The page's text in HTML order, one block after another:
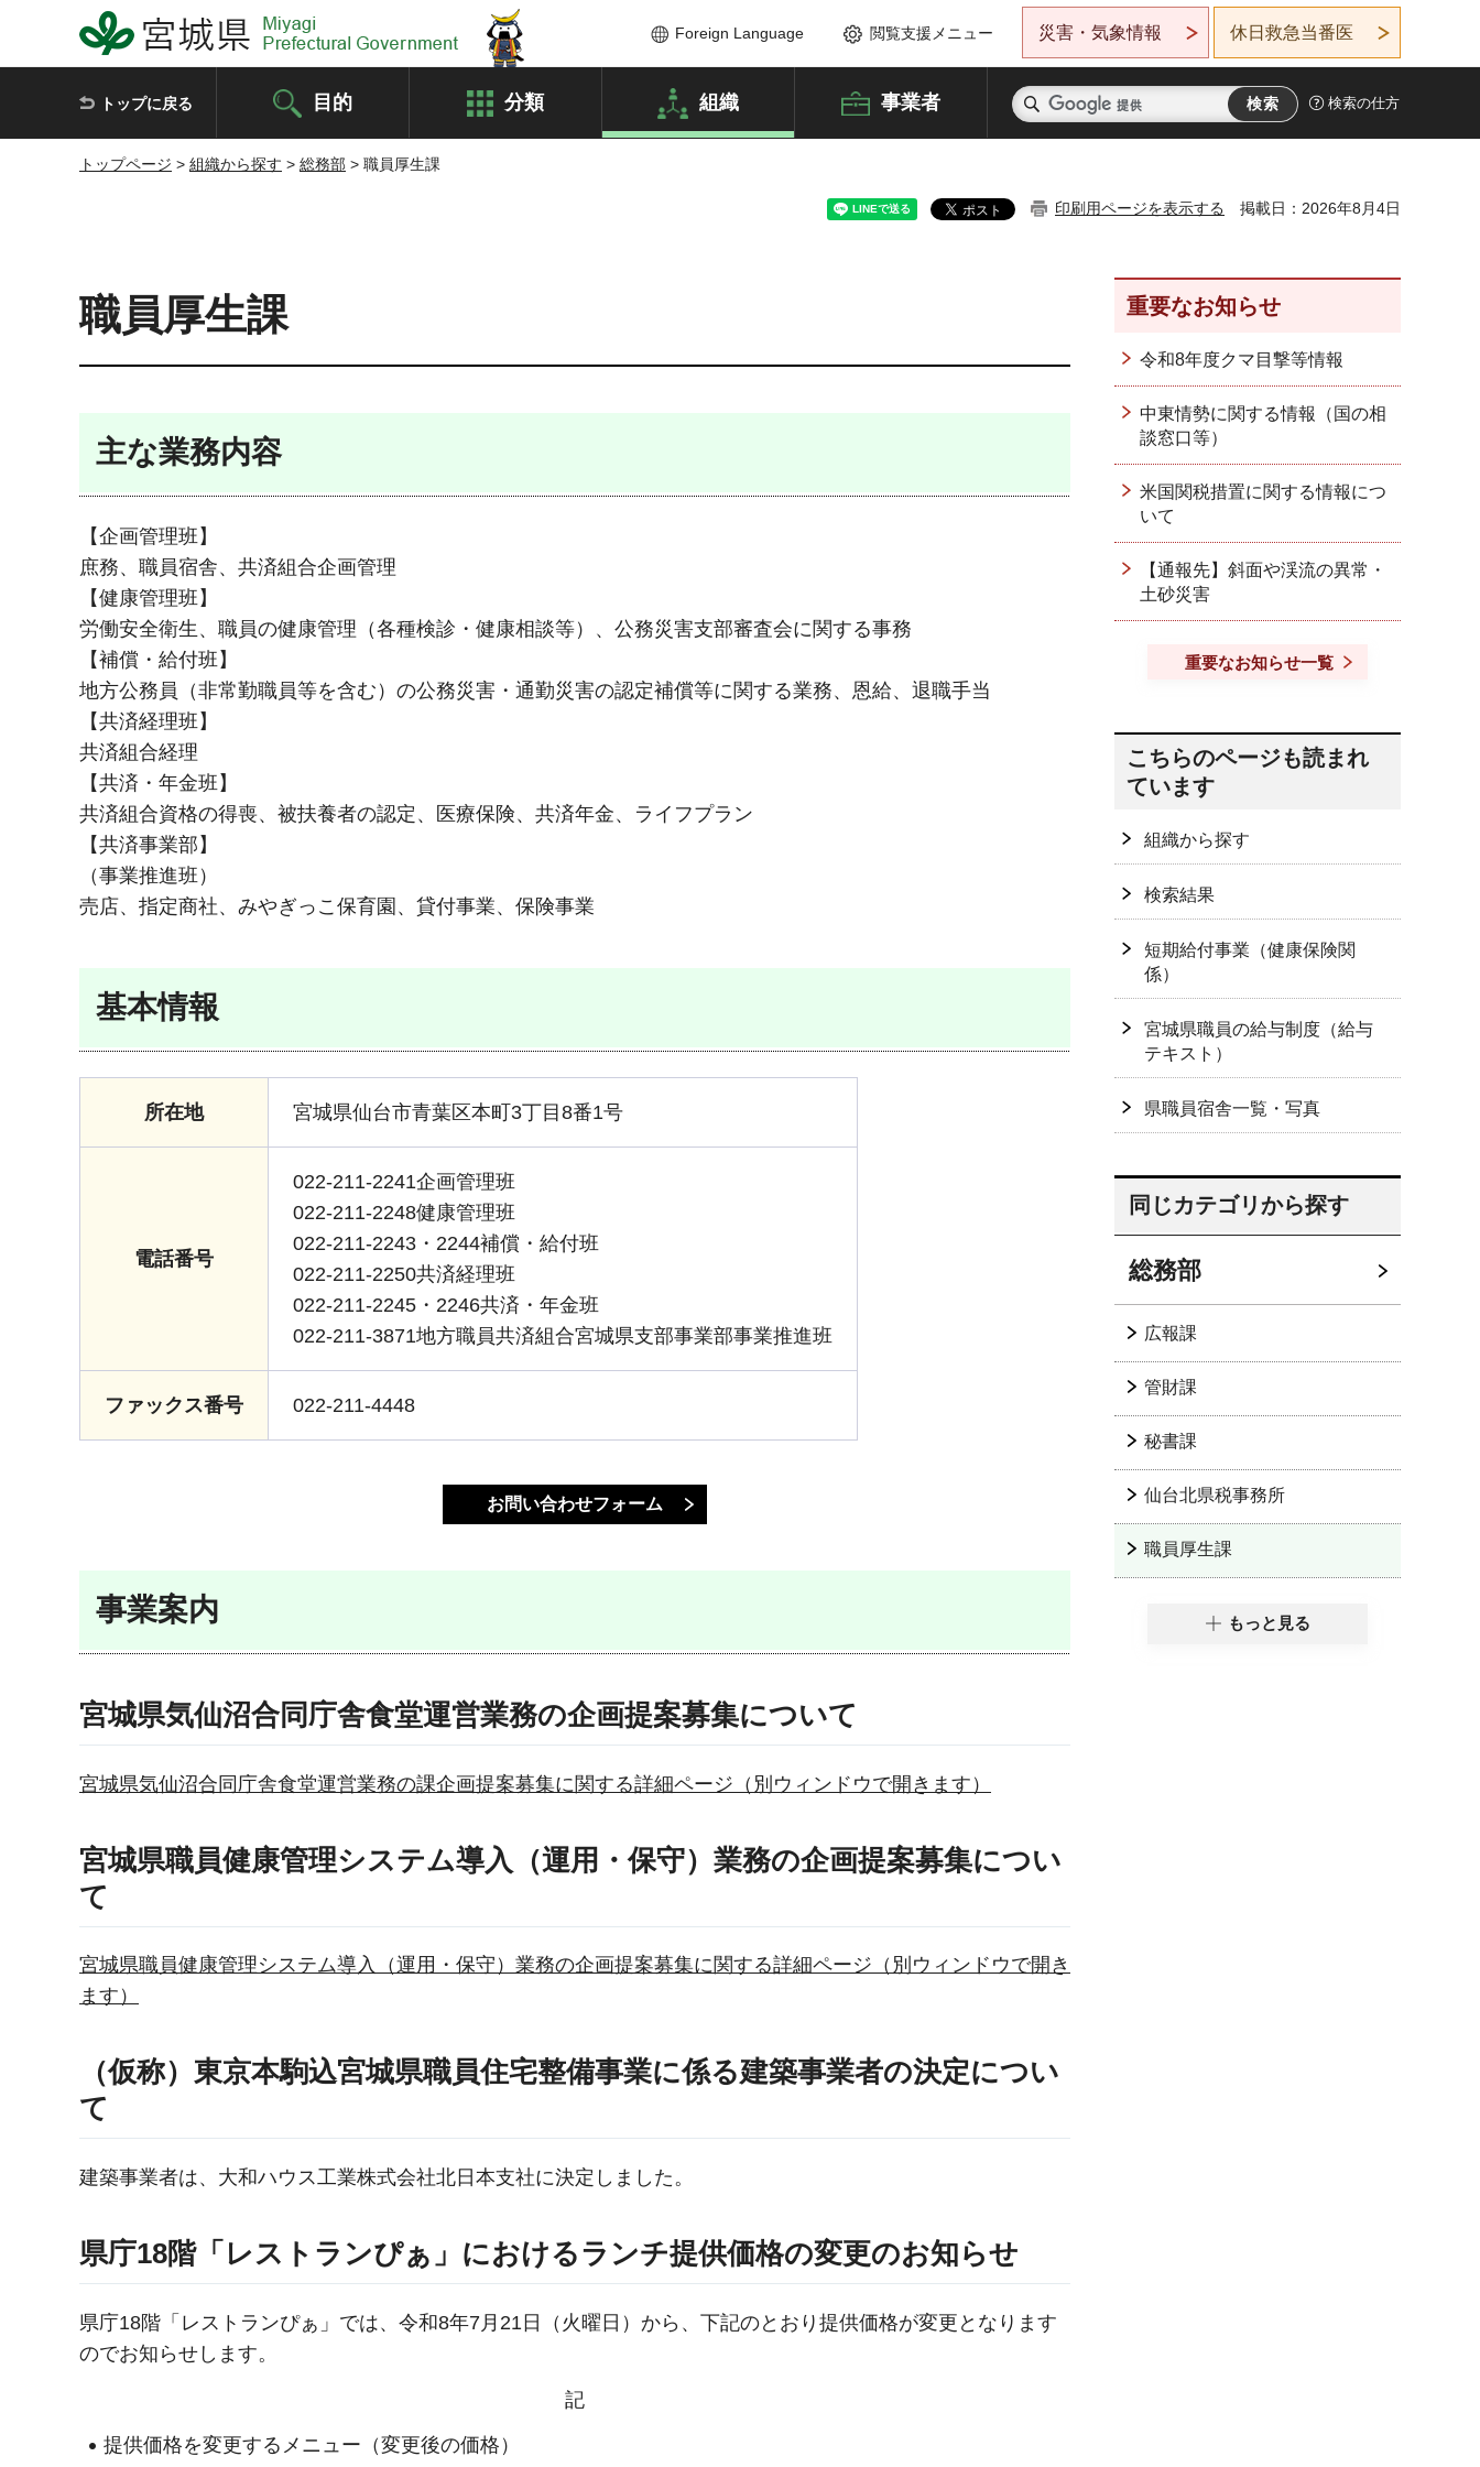
宮城県 Miyagi Prefectural Government Foreign Language 閲覧支援メニュー 災害・気象情報 休日救急当番医
トップに戻る 目的 分類 組織 事業者 検索の仕方
トップページ > 組織から探す > 総務部 > 職員厚生課
印刷用ページを表示する 掲載日：2026年8月4日
職員厚生課
主な業務内容
【企画管理班】
庶務、職員宿舎、共済組合企画管理
【健康管理班】
労働安全衛生、職員の健康管理（各種検診・健康相談等）、公務災害支部審査会に関する事務
【補償・給付班】
地方公務員（非常勤職員等を含む）の公務災害・通勤災害の認定補償等に関する業務、恩給、退職手当
【共済経理班】
共済組合経理
【共済・年金班】
共済組合資格の得喪、被扶養者の認定、医療保険、共済年金、ライフプラン
【共済事業部】
（事業推進班）
売店、指定商社、みやぎっこ保育園、貸付事業、保険事業
基本情報
所在地 宮城県仙台市青葉区本町3丁目8番1号
電話番号
022-211-2241企画管理班
022-211-2248健康管理班
022-211-2243・2244補償・給付班
022-211-2250共済経理班
022-211-2245・2246共済・年金班
022-211-3871地方職員共済組合宮城県支部事業部事業推進班
ファックス番号 022-211-4448
事業案内
宮城県気仙沼合同庁舎食堂運営業務の企画提案募集について
宮城県気仙沼合同庁舎食堂運営業務の課企画提案募集に関する詳細ページ（別ウィンドウで開きます）
宮城県職員健康管理システム導入（運用・保守）業務の企画提案募集につい
て
宮城県職員健康管理システム導入（運用・保守）業務の企画提案募集に関する詳細ページ（別ウィンドウで開き
ます）
（仮称）東京本駒込宮城県職員住宅整備事業に係る建築事業者の決定につい
て
建築事業者は、大和ハウス工業株式会社北日本支社に決定しました。
県庁18階「レストランぴぁ」におけるランチ提供価格の変更のお知らせ
県庁18階「レストランぴぁ」では、令和8年7月21日（火曜日）から、下記のとおり提供価格が変更となります
のでお知らせします。
記
提供価格を変更するメニュー（変更後の価格）
重要なお知らせ
令和8年度クマ目撃等情報
中東情勢に関する情報（国の相
談窓口等）
米国関税措置に関する情報につ
いて
【通報先】斜面や渓流の異常・
土砂災害
重要なお知らせ一覧
こちらのページも読まれ
ています
組織から探す
検索結果
短期給付事業（健康保険関
係）
宮城県職員の給与制度（給与
テキスト）
県職員宿舎一覧・写真
同じカテゴリから探す
総務部
広報課
管財課
秘書課
仙台北県税事務所
職員厚生課
もっと見る